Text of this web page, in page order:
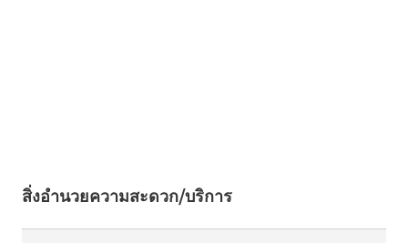
สิ่งอำนวยความสะดวก/บริการ